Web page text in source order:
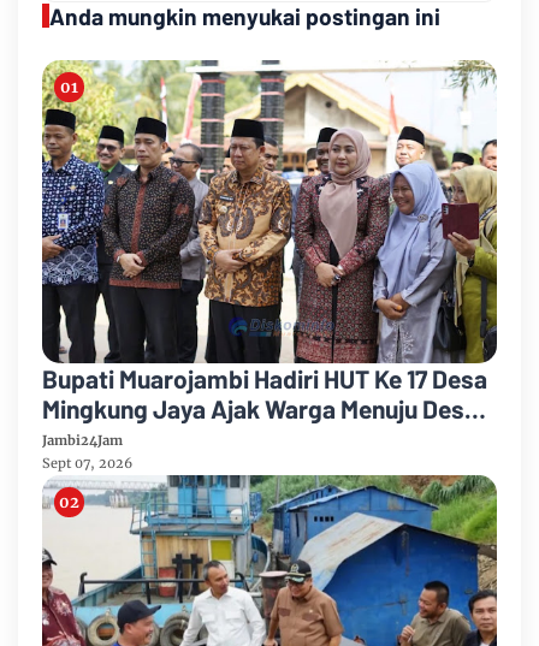
Anda mungkin menyukai postingan ini
Bupati Muarojambi Hadiri HUT Ke 17 Desa
Mingkung Jaya Ajak Warga Menuju Desa
Mandiri 2026
Jambi24Jam
Sept 07, 2026